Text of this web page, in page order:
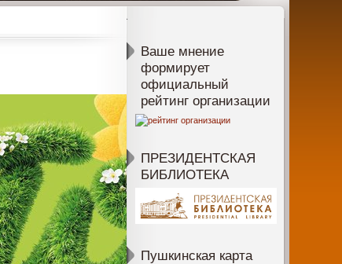
Чтение
Ваше мнение
формирует
официальный
рейтинг организации
ПРЕЗИДЕНТСКАЯ
БИБЛИОТЕКА
Пушкинская карта